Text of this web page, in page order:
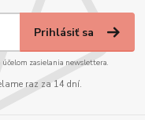
Prihlásiť sa
účelom zasielania newslettera.
raz za 14 dní.